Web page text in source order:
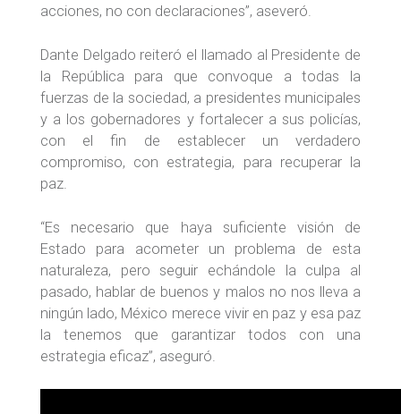
acciones, no con declaraciones”, aseveró.
Dante Delgado reiteró el llamado al Presidente de
la República para que convoque a todas la
fuerzas de la sociedad, a presidentes municipales
y a los gobernadores y fortalecer a sus policías,
con el fin de establecer un verdadero
compromiso, con estrategia, para recuperar la
paz.
“Es necesario que haya suficiente visión de
Estado para acometer un problema de esta
naturaleza, pero seguir echándole la culpa al
pasado, hablar de buenos y malos no nos lleva a
ningún lado, México merece vivir en paz y esa paz
la tenemos que garantizar todos con una
estrategia eficaz”, aseguró.